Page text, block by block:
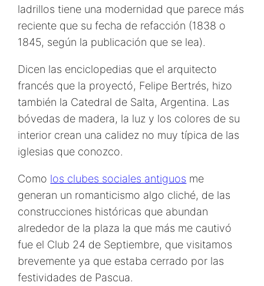
ladrillos tiene una modernidad que parece más
reciente que su fecha de refacción (1838 o
1845, según la publicación que se lea).
Dicen las enciclopedias que el arquitecto
francés que la proyectó, Felipe Bertrés, hizo
también la Catedral de Salta, Argentina. Las
bóvedas de madera, la luz y los colores de su
interior crean una calidez no muy típica de las
iglesias que conozco.
Como los clubes sociales antiguos me
generan un romanticismo algo cliché, de las
construcciones históricas que abundan
alrededor de la plaza la que más me cautivó
fue el Club 24 de Septiembre, que visitamos
brevemente ya que estaba cerrado por las
festividades de Pascua.